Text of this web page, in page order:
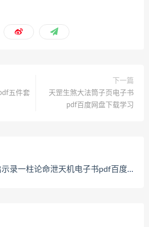
五件套
下一篇
天罡生煞大法筒子页电子书
pdf百度网盘下载学习
一柱论命泄天机电子书pdf百度网盘下载学习